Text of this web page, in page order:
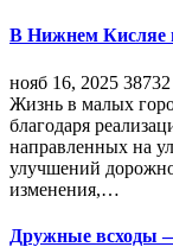
В Нижнем Кисляе
нояб 16, 2025 38732
Жизнь в малых
благодаря
направленных на
улучшений
изменения,…
Дружные всходы